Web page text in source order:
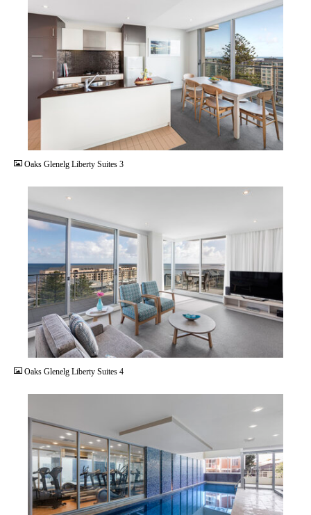
Oaks Glenelg Liberty Suites 3
JPG
Oaks Glenelg Liberty Suites 4